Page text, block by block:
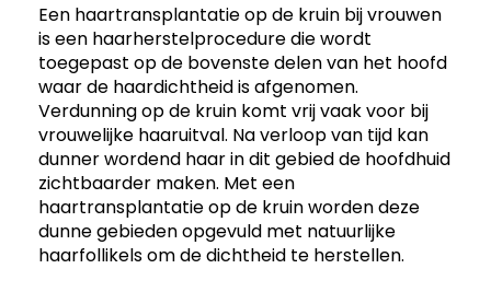
Een haartransplantatie op de kruin bij vrouwen
is een haarherstelprocedure die wordt
toegepast op de bovenste delen van het hoofd
waar de haardichtheid is afgenomen.
Verdunning op de kruin komt vrij vaak voor bij
vrouwelijke haaruitval. Na verloop van tijd kan
dunner wordend haar in dit gebied de hoofdhuid
zichtbaarder maken. Met een
haartransplantatie op de kruin worden deze
dunne gebieden opgevuld met natuurlijke
haarfollikels om de dichtheid te herstellen.